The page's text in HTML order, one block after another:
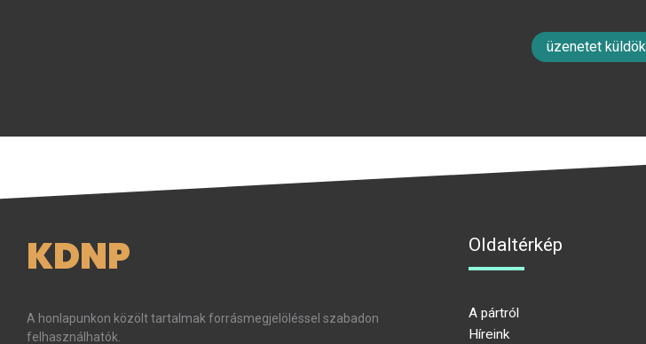
üzenetet küldök
KDNP
A honlapunkon közölt tartalmak forrásmegjelöléssel szabadon
felhasználhatók.
Oldaltérkép
A pártról
Híreink